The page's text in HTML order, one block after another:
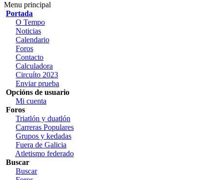
Menu principal
Portada
O Tempo
Noticias
Calendario
Foros
Contacto
Calculadora
Circuíto 2023
Enviar prueba
Opcións de usuario
Mi cuenta
Foros
Triatlón y duatlón
Carreras Populares
Grupos y kedadas
Fuera de Galicia
Atletismo federado
Buscar
Buscar